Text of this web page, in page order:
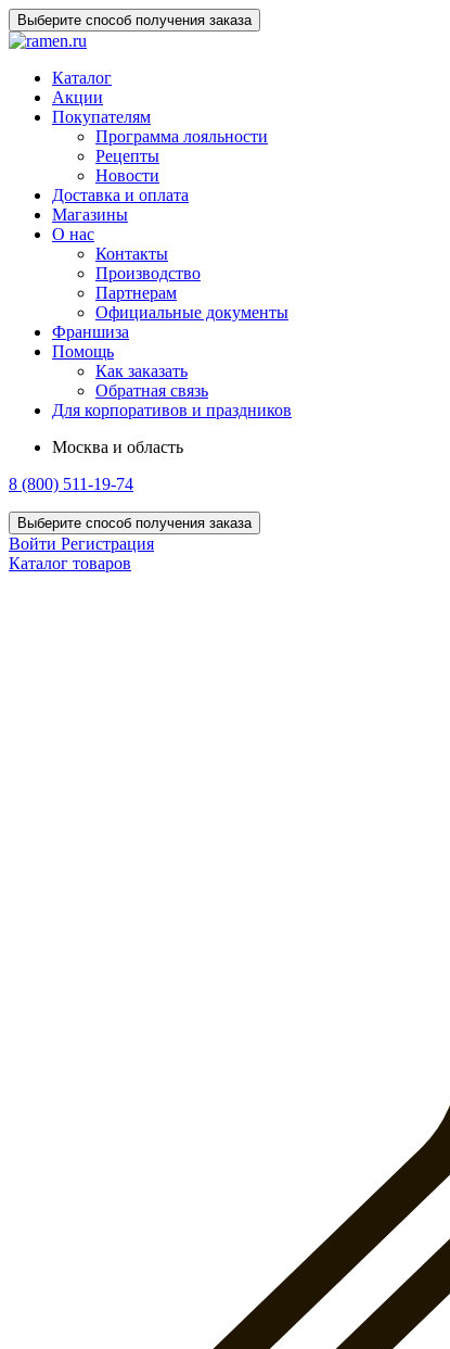
Выберите способ получения заказа
Каталог
Акции
Покупателям
Программа лояльности
Рецепты
Новости
Доставка и оплата
Магазины
О нас
Контакты
Производство
Партнерам
Официальные документы
Франшиза
Помощь
Как заказать
Обратная связь
Для корпоративов и праздников
Москва и область
8 (800) 511-19-74
Выберите способ получения заказа
Войти Регистрация
Каталог товаров